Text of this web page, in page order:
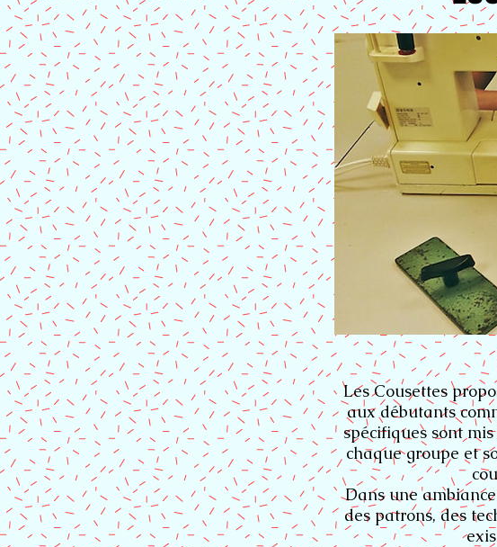
Les Cousettes
aux débutants
spécifiques sont
chaque groupe et
Dans une
des patrons, des